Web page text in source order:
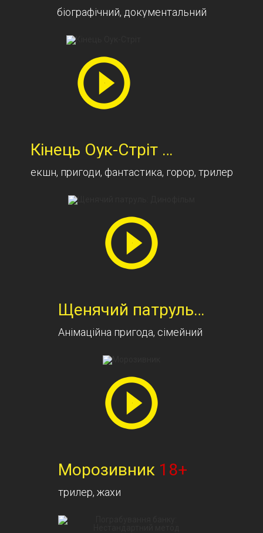
біографічний, документальний
Кінець Оук-Стріт
16+
екшн, пригоди, фантастика, горор, трилер
Щенячий патруль: Динофільм
Анімаційна пригода, сімейний
Морозивник 18+
трилер, жахи